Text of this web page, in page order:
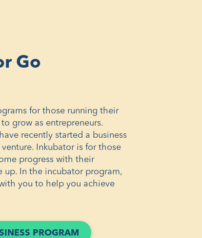
Go
for those running their
grow as entrepreneurs.
recently started a business
Inkubator is for those
progress with their
up. In the incubator program,
you to help you achieve
PROGRAM
(ÖPPNAS